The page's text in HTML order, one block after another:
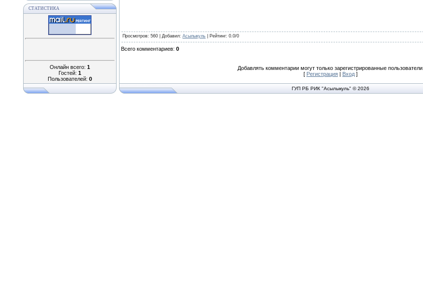
СТАТИСТИКА
Онлайн всего: 1
Гостей: 1
Пользователей: 0
Просмотров: 560 | Добавил: Асылыкуль Рейтинг: 0.0/0
Всего комментариев: 0
Добавлять комментарии могут только зарегистрированные пользователи.
[ Регистрация | Вход ]
ГУП РБ РИК "Асылыкуль" © 2026